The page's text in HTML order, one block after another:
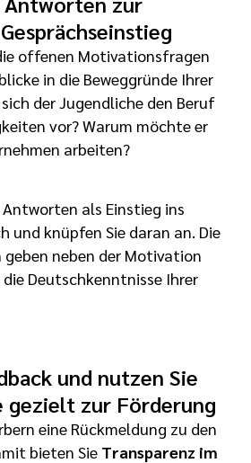
offenen Motivationsfragen
in die Beweggründe Ihrer
der Jugendliche den Beruf
vor? Warum möchte er
arbeiten?
als Einstieg ins
und knüpfen Sie daran an. Die
neben der Motivation
Deutschkenntnisse Ihrer
und nutzen Sie
gezielt zur Förderung
eine Rückmeldung zu den
bieten Sie Transparenz im